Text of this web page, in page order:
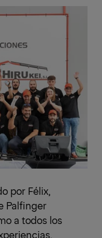
por Félix,
Palfinger
a todos los